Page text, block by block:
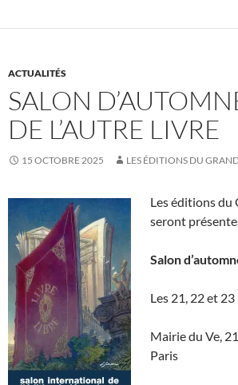
ACTUALITÉS
SALON
DE L’AUTRE LIVRE
15 OCTOBRE 2025 LES ÉDITIONS DU
Les éditions du
seront
Salon
Les 21, 22 et
Mairie du Ve,
Paris